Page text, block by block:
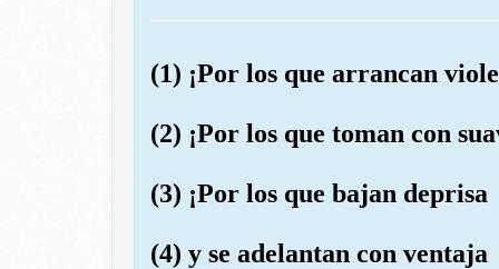
(1) ¡Por los que arrancan
(2) ¡Por los que toman con
(3) ¡Por los que bajan deprisa
(4) y se adelantan con ventaja